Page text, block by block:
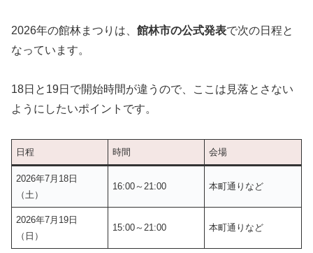
2026年の館林まつりは、 館林市の公式発表で次の日程と
なっています。
18日と19日で開始時間が違うので、ここは見落とさない
ようにしたいポイントです。
日程 時間 会場
2026年7月18日
（土）
16:00～21:00 本町通りなど
2026年7月19日
（日）
15:00～21:00 本町通りなど